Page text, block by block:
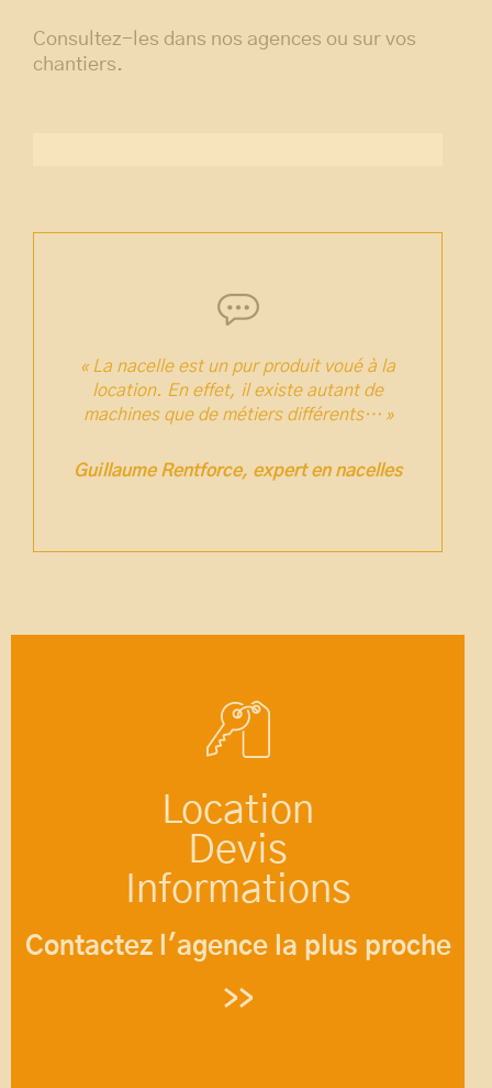
Consultez-les dans nos agences ou sur vos
chantiers.
« La nacelle est un pur produit voué à la
location. En effet, il existe autant de
machines que de métiers différents… »
Guillaume Rentforce, expert en nacelles
Location
Devis
Informations
Contactez l'agence la plus proche
>>